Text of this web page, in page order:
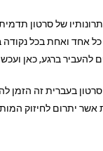
של סרטון
כל אחד ואחת בכל נקודה
להעביר ברגע, כאן
בעברית זה הזמן
יתרום לחיזוק